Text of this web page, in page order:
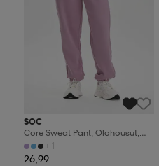
SOC
Core Sweat Pant, Olohousut,
Naisten
+1
26,99